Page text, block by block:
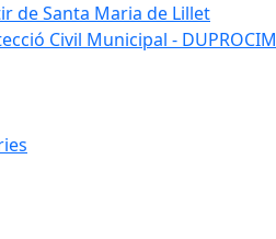
de Santa Maria de Lillet
Civil Municipal - DUPROCIM